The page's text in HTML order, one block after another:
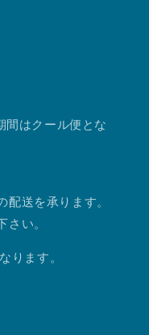
間はクール便とな
送を承ります。
い。
ります。